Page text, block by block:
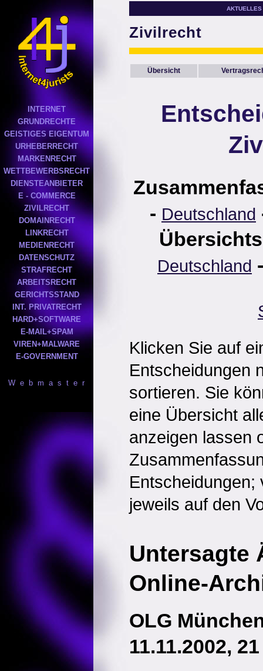
INTERNET
GRUNDRECHTE
GEISTIGES EIGENTUM
URHEBERRECHT
MARKENRECHT
WETTBEWERBSRECHT
DIENSTEANBIETER
E - COMMERCE
ZIVILRECHT
DOMAINRECHT
LINKRECHT
MEDIENRECHT
DATENSCHUTZ
STRAFRECHT
ARBEITSRECHT
GERICHTSSTAND
INT. PRIVATRECHT
HARD+SOFTWARE
E-MAIL+SPAM
VIREN+MALWARE
E-GOVERNMENT
W e b m a s t e r
AKTUELLES
Zivilrecht
Übersicht
- Deutschland
Deutschland
Klicken Sie auf
Entscheidungen
sortieren. Sie
eine Übersicht
anzeigen lassen
Entscheidungen;
jeweils auf den
Untersagte
Online-
OLG
11.11.2002,